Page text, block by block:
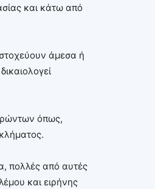
και κάτω από
άμεσα ή
όπως,
πολλές από αυτές
και ειρήνης